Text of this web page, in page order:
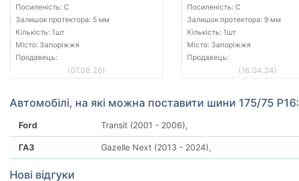
Посиленість: C
Залишок протектора: 5 мм
Кількість: 1шт
Місто: Запоріжжя
Продавець:
(07.08.26)
Посиленість: C
Залишок протектора: 9 мм
Кількість: 1шт
Місто: Запоріжжя
Продавець:
(16.04.24)
Автомобілі, на які можна поставити шини 175/75 Р16:
Ford Transit (2001 - 2006),
ГАЗ Gazelle Next (2013 - 2024),
Нові відгуки